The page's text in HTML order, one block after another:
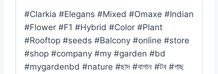
#Clarkia #Elegans #Mixed #Omaxe #Indian
#Flower #F1 #Hybrid #Color #Plant
#Rooftop #seeds #Balcony #online #store
#shop #company #my #garden #bd
#mygardenbd #nature #ছাদ #বাগান #টব #গাছ